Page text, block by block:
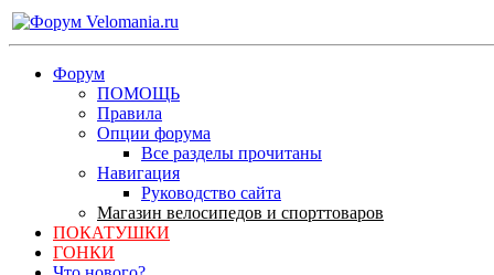
Форум
ПОМОЩЬ
Правила
Опции форума
Все разделы прочитаны
Навигация
Руководство сайта
Магазин велосипедов и спорттоваров
ПОКАТУШКИ
ГОНКИ